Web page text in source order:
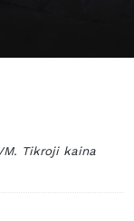
Tikroji kaina